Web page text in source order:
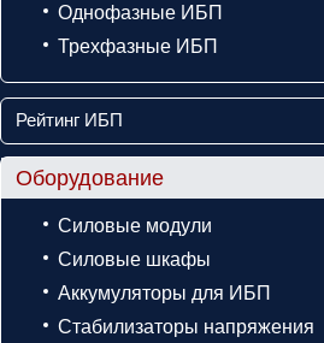
Однофазные ИБП
Трехфазные ИБП
Рейтинг ИБП
Оборудование
Силовые модули
Силовые шкафы
Аккумуляторы для ИБП
Стабилизаторы напряжения